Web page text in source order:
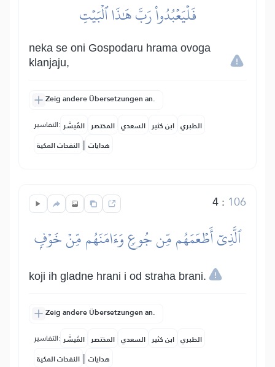
فَلۡيَعۡبُدُواْ رَبَّ هَٰذَا ٱلۡبَيۡتِ
neka se oni Gospodaru hrama ovoga
klanjaju,
Zeig andere Übersetzungen an.
التفاسير: المُيسَّر المختصر السعدي ابن كثير الطبري
النفحات المكية | هدايات
4: 106
ٱلَّذِيٓ أَطۡعَمَهُم مِّن جُوعٖ وَءَامَنَهُم مِّنۡ خَوۡفِۭ
koji ih gladne hrani i od straha brani.
Zeig andere Übersetzungen an.
التفاسير: المُيسَّر المختصر السعدي ابن كثير الطبري
النفحات المكية | هدايات